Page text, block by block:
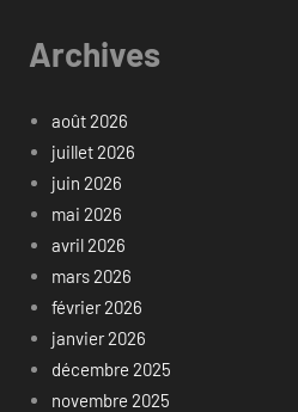
Archives
août 2026
juillet 2026
juin 2026
mai 2026
avril 2026
mars 2026
février 2026
janvier 2026
décembre 2025
novembre 2025